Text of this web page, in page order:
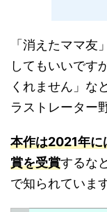
「消えたママ
してもいいです
くれません」な
ラストレーター
本作は2021年に
賞を受賞するな
で知られています